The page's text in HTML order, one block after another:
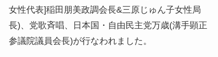
女性代表]稲田朋美政調会長&三原じゅん子女性局
長)、党歌斉唱、日本国・自由民主党万歳(溝手顕正
参議院議員会長)が行なわれました。